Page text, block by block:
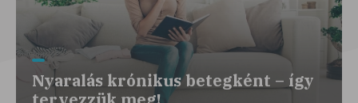
Nyaralás krónikus betegként – így